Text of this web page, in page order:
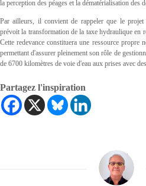
la perception des péages et la dématérialisation des
Par ailleurs, il convient de rappeler que le
prévoit la transformation de la taxe hydraulique en
Cette redevance constituera une ressource propre
permettant d'assurer pleinement son rôle de
de 6700 kilomètres de voie d'eau aux prises avec
Partagez l'inspiration